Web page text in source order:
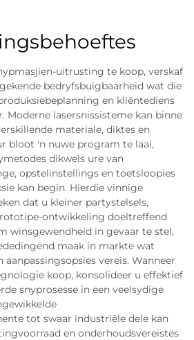
uitrusting te koop, verskaf
bedryfsbuigbaarheid wat die
en kliëntediens
Moderne lasersnissisteme kan binne
materiale, diktes en
bloot 'n nuwe program te laai,
dikwels ure van
opstelinstellings en toetsloopies
kan begin. Hierdie vinnige
dat u kleiner partystelsels,
ontwikkeling doeltreffend
winsgewendheid in gevaar te stel,
maak in markte wat
vereis. Wanneer
koop, konsolideer u effektief
snyprosesse in een veelsydige
tot swaar industriële dele kan
en onderhoudsvereistes